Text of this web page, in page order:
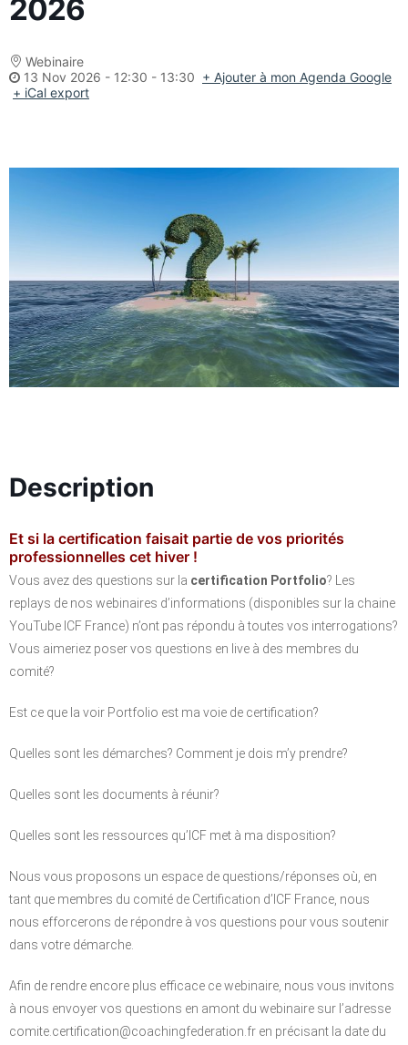
2026
Webinaire
13 Nov 2026 - 12:30 - 13:30 + Ajouter à mon Agenda Google
+ iCal export
Description
Et si la certification faisait partie de vos priorités
professionnelles cet hiver !
Vous avez des questions sur la certification Portfolio? Les
replays de nos webinaires d’informations (disponibles sur la chaine
YouTube ICF France) n’ont pas répondu à toutes vos interrogations?
Vous aimeriez poser vos questions en live à des membres du
comité?
Est ce que la voir Portfolio est ma voie de certification?
Quelles sont les démarches? Comment je dois m’y prendre?
Quelles sont les documents à réunir?
Quelles sont les ressources qu’ICF met à ma disposition?
Nous vous proposons un espace de questions/réponses où, en
tant que membres du comité de Certification d’ICF France, nous
nous efforcerons de répondre à vos questions pour vous soutenir
dans votre démarche.
Afin de rendre encore plus efficace ce webinaire, nous vous invitons
à nous envoyer vos questions en amont du webinaire sur l’adresse
comite.certification@coachingfederation.fr en précisant la date du